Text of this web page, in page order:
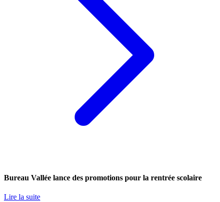
Bureau Vallée lance des promotions pour la rentrée scolaire
Lire la suite